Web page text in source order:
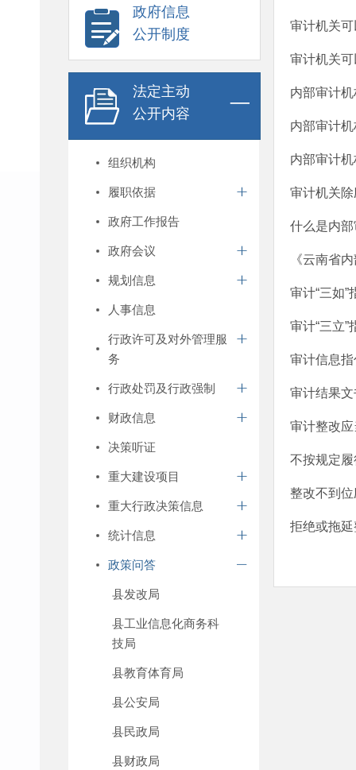
政府信息
公开制度
法定主动
公开内容
组织机构
履职依据
政府工作报告
政府会议
规划信息
人事信息
行政许可及对外管理服
务
行政处罚及行政强制
财政信息
决策听证
重大建设项目
重大行政决策信息
统计信息
政策问答
县发改局
县工业信息化商务科
技局
县教育体育局
县公安局
县民政局
县财政局
审计机关
审计机关
内部审计
内部审计
内部审计
审计机关
什么是内
《云南省
审计“三如”
审计“三立”
审计信息
审计结果
审计整改
不按规定
整改不到
拒绝或拖